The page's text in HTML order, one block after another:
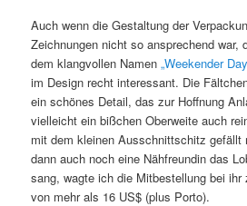
Auch wenn die Gestaltung der
Zeichnungen nicht so ansprechend war,
dem klangvollen Namen „Weekender
im Design recht interessant. Die
ein schönes Detail, das zur Hoffnung
vielleicht ein bißchen Oberweite auch
mit dem kleinen Ausschnittschitz gefällt
dann auch noch eine Nähfreundin das
sang, wagte ich die Mitbestellung bei
von mehr als 16 US$ (plus Porto).